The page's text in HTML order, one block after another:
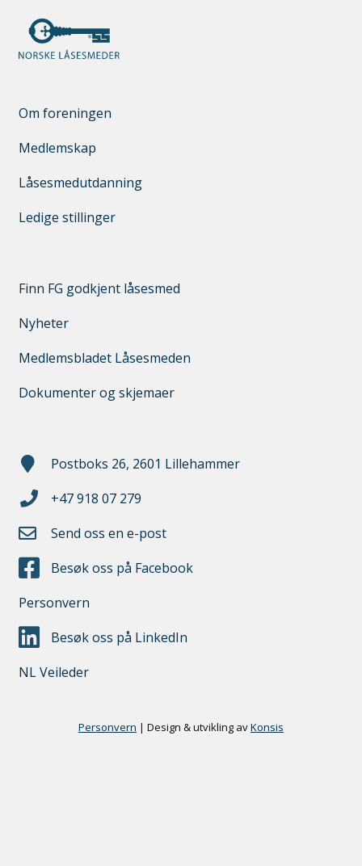
Om foreningen
Medlemskap
Låsesmedutdanning
Ledige stillinger
Finn FG godkjent låsesmed
Nyheter
Medlemsbladet Låsesmeden
Dokumenter og skjemaer
Postboks 26, 2601 Lillehammer
+47 918 07 279
Send oss en e-post
Besøk oss på Facebook
Personvern
Besøk oss på LinkedIn
NL Veileder
Personvern | Design & utvikling avKonsis